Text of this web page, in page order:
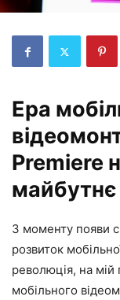
Ера
Premiere
майбутнє
З моменту появи
розвиток
революція, на мій
мобільного